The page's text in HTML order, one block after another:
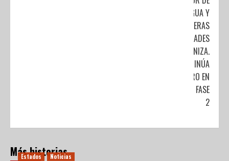
AGUA Y
LIGERAS
CANTIDADES
DE CENIZA.
CONTINÚA
SEMÁFORO EN
AMARILLO FASE
2
Más historias
Estados Noticias